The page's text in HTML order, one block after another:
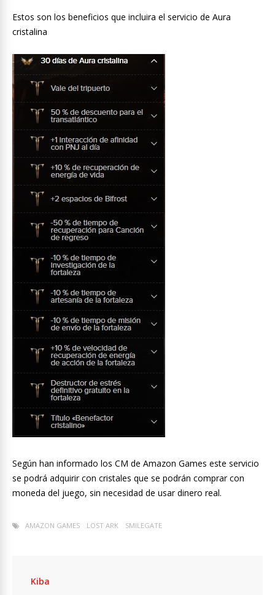
Estos son los beneficios que incluira el servicio de Aura
cristalina
Según han informado los CM de Amazon Games este servicio
se podrá adquirir con cristales que se podrán comprar con
moneda del juego, sin necesidad de usar dinero real.
AMAZON GAMES LOST ARK SMILEGATE
Kiba